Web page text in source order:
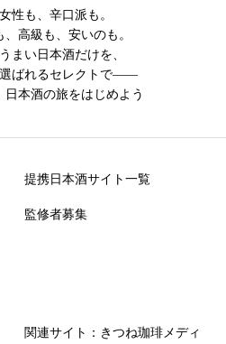
開されます
性も、辛口派も。
高級も、安いのも。
まい日本酒だけを、
選ばれるセレクトで――
日本酒の旅をはじめよう
提携日本酒サイト一覧
監修者募集
関連サイト：きつね珈琲メディ